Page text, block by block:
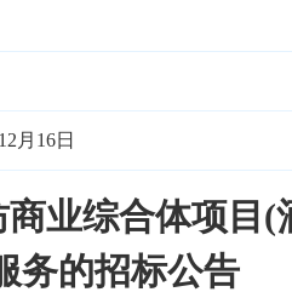
月16日
业综合体项目(
务的招标公告